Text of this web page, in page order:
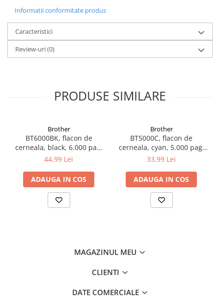
Informatii conformitate produs
Caracteristici
Review-uri(0)
PRODUSE SIMILARE
Brother
BT6000BK, flacon de
cerneala, black, 6.000 pag,
Ink Benefit DCP-
44,99 Lei
ADAUGA IN COS
Brother
BT5000C, flacon de
cerneala, cyan, 5.000 pag,
Ink Benefit DCP-
33,99 Lei
ADAUGA IN COS
MAGAZINUL MEU
CLIENTI
DATE COMERCIALE